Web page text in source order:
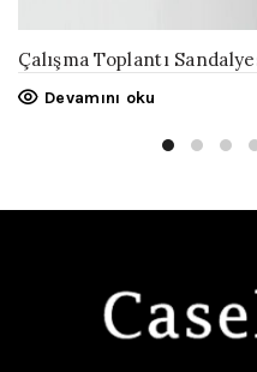
Çalışma Toplantı
Devamını oku